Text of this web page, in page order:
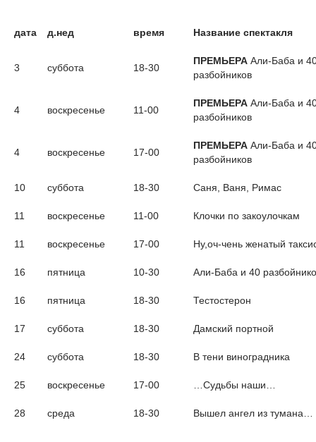
дата д.нед время Название спектакля
3 суббота 18-30
ПРЕМЬЕРА Али-Баба и
разбойников
4 воскресенье 11-00
ПРЕМЬЕРА Али-Баба и
разбойников
4 воскресенье 17-00
ПРЕМЬЕРА Али-Баба и
разбойников
10 суббота 18-30 Саня, Ваня, Римас
11 воскресенье 11-00 Клочки по закоулочкам
11 воскресенье 17-00 Ну,оч-чень женатый
16 пятница 10-30 Али-Баба и 40
16 пятница 18-30 Тестостерон
17 суббота 18-30 Дамский портной
24 суббота 18-30 В тени виноградника
25 воскресенье 17-00 …Судьбы наши…
28 среда 18-30 Вышел ангел из тумана…